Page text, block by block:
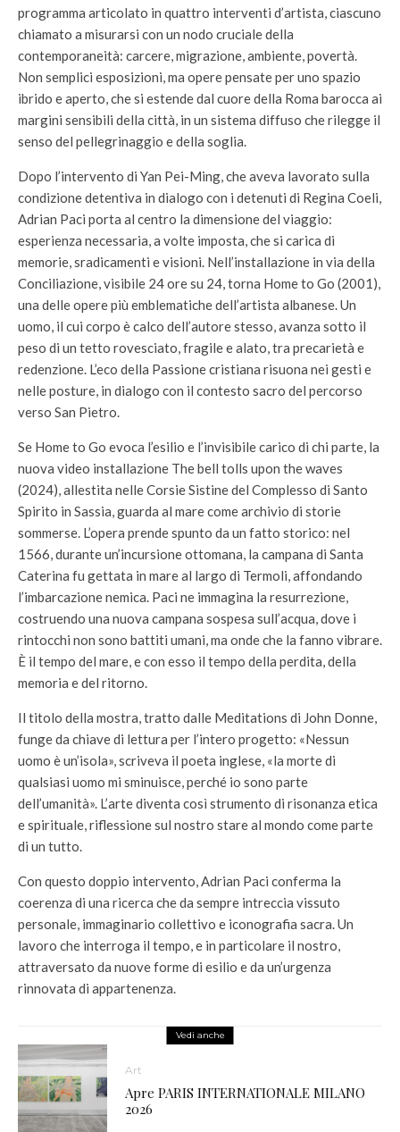
programma articolato in quattro interventi d’artista, ciascuno
chiamato a misurarsi con un nodo cruciale della
contemporaneità: carcere, migrazione, ambiente, povertà.
Non semplici esposizioni, ma opere pensate per uno spazio
ibrido e aperto, che si estende dal cuore della Roma barocca ai
margini sensibili della città, in un sistema diffuso che rilegge il
senso del pellegrinaggio e della soglia.
Dopo l’intervento di Yan Pei-Ming, che aveva lavorato sulla
condizione detentiva in dialogo con i detenuti di Regina Coeli,
Adrian Paci porta al centro la dimensione del viaggio:
esperienza necessaria, a volte imposta, che si carica di
memorie, sradicamenti e visioni. Nell’installazione in via della
Conciliazione, visibile 24 ore su 24, torna Home to Go (2001),
una delle opere più emblematiche dell’artista albanese. Un
uomo, il cui corpo è calco dell’autore stesso, avanza sotto il
peso di un tetto rovesciato, fragile e alato, tra precarietà e
redenzione. L’eco della Passione cristiana risuona nei gesti e
nelle posture, in dialogo con il contesto sacro del percorso
verso San Pietro.
Se Home to Go evoca l’esilio e l’invisibile carico di chi parte, la
nuova video installazione The bell tolls upon the waves
(2024), allestita nelle Corsie Sistine del Complesso di Santo
Spirito in Sassia, guarda al mare come archivio di storie
sommerse. L’opera prende spunto da un fatto storico: nel
1566, durante un’incursione ottomana, la campana di Santa
Caterina fu gettata in mare al largo di Termoli, affondando
l’imbarcazione nemica. Paci ne immagina la resurrezione,
costruendo una nuova campana sospesa sull’acqua, dove i
rintocchi non sono battiti umani, ma onde che la fanno vibrare.
È il tempo del mare, e con esso il tempo della perdita, della
memoria e del ritorno.
Il titolo della mostra, tratto dalle Meditations di John Donne,
funge da chiave di lettura per l’intero progetto: «Nessun
uomo è un’isola», scriveva il poeta inglese, «la morte di
qualsiasi uomo mi sminuisce, perché io sono parte
dell’umanità». L’arte diventa così strumento di risonanza etica
e spirituale, riflessione sul nostro stare al mondo come parte
di un tutto.
Con questo doppio intervento, Adrian Paci conferma la
coerenza di una ricerca che da sempre intreccia vissuto
personale, immaginario collettivo e iconografia sacra. Un
lavoro che interroga il tempo, e in particolare il nostro,
attraversato da nuove forme di esilio e da un’urgenza
rinnovata di appartenenza.
Vedi anche
Art
Apre PARIS INTERNATIONALE MILANO
2026